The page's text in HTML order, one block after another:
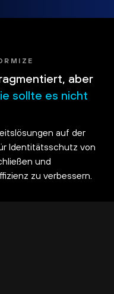
aber
sollte es nicht
auf der
Identitätsschutz von
und
zu verbessern.